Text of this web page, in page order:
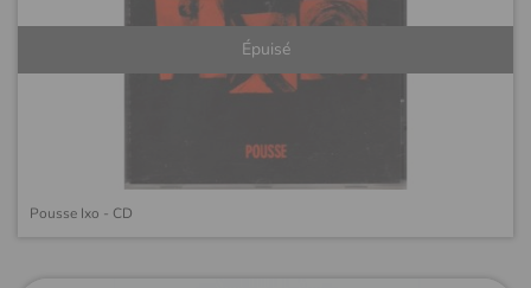
Épuisé
Pousse Ixo - CD